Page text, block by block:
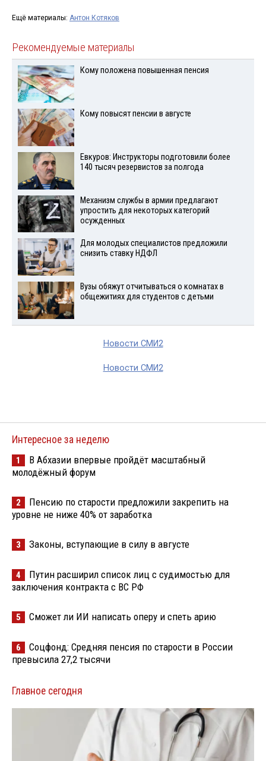
Ещё материалы: Антон Котяков
Рекомендуемые материалы
Кому положена повышенная пенсия
Кому повысят пенсии в августе
Евкуров: Инструкторы подготовили более
140 тысяч резервистов за полгода
Механизм службы в армии предлагают
упростить для некоторых категорий
осужденных
Для молодых специалистов предложили
снизить ставку НДФЛ
Вузы обяжут отчитываться о комнатах в
общежитиях для студентов с детьми
Новости СМИ2
Новости СМИ2
Интересное за неделю
1
В Абхазии впервые пройдёт масштабный
молодёжный форум
2
Пенсию по старости предложили закрепить на
уровне не ниже 40% от заработка
3 Законы, вступающие в силу в августе
4
Путин расширил список лиц с судимостью для
заключения контракта с ВС РФ
5 Сможет ли ИИ написать оперу и спеть арию
6
Соцфонд: Средняя пенсия по старости в России
превысила 27,2 тысячи
Главное сегодня